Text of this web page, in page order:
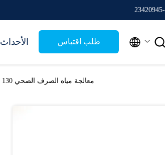
الأحداث طلب اقتباس  
معالجة مياه الصرف الصحي 130 مم بصري دوار إشارة زلة حلقة الجهد 400 VAC